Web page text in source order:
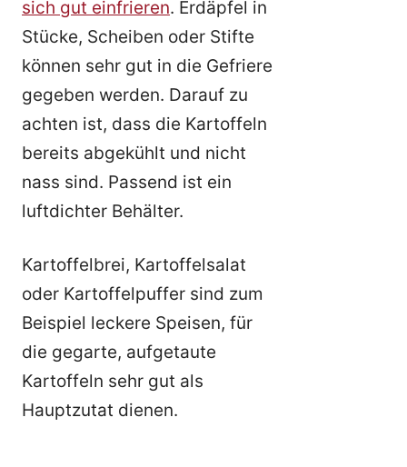
sich gut einfrieren. Erdäpfel in
Stücke, Scheiben oder Stifte
können sehr gut in die Gefriere
gegeben werden. Darauf zu
achten ist, dass die Kartoffeln
bereits abgekühlt und nicht
nass sind. Passend ist ein
luftdichter Behälter.
Kartoffelbrei, Kartoffelsalat
oder Kartoffelpuffer sind zum
Beispiel leckere Speisen, für
die gegarte, aufgetaute
Kartoffeln sehr gut als
Hauptzutat dienen.